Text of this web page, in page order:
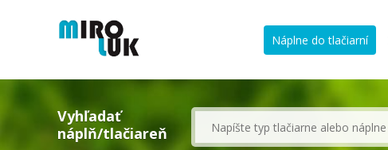
Náplne do tlačiarní
Vyhľadať
náplň/tlačiareň